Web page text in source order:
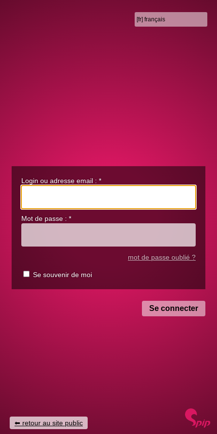
Login ou adresse email : *
Mot de passe : *
mot de passe oublié ?
Se souvenir de moi
retour au site public